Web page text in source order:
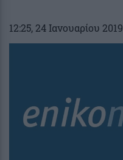
12:25, 24 Ιανουαρίου 2019